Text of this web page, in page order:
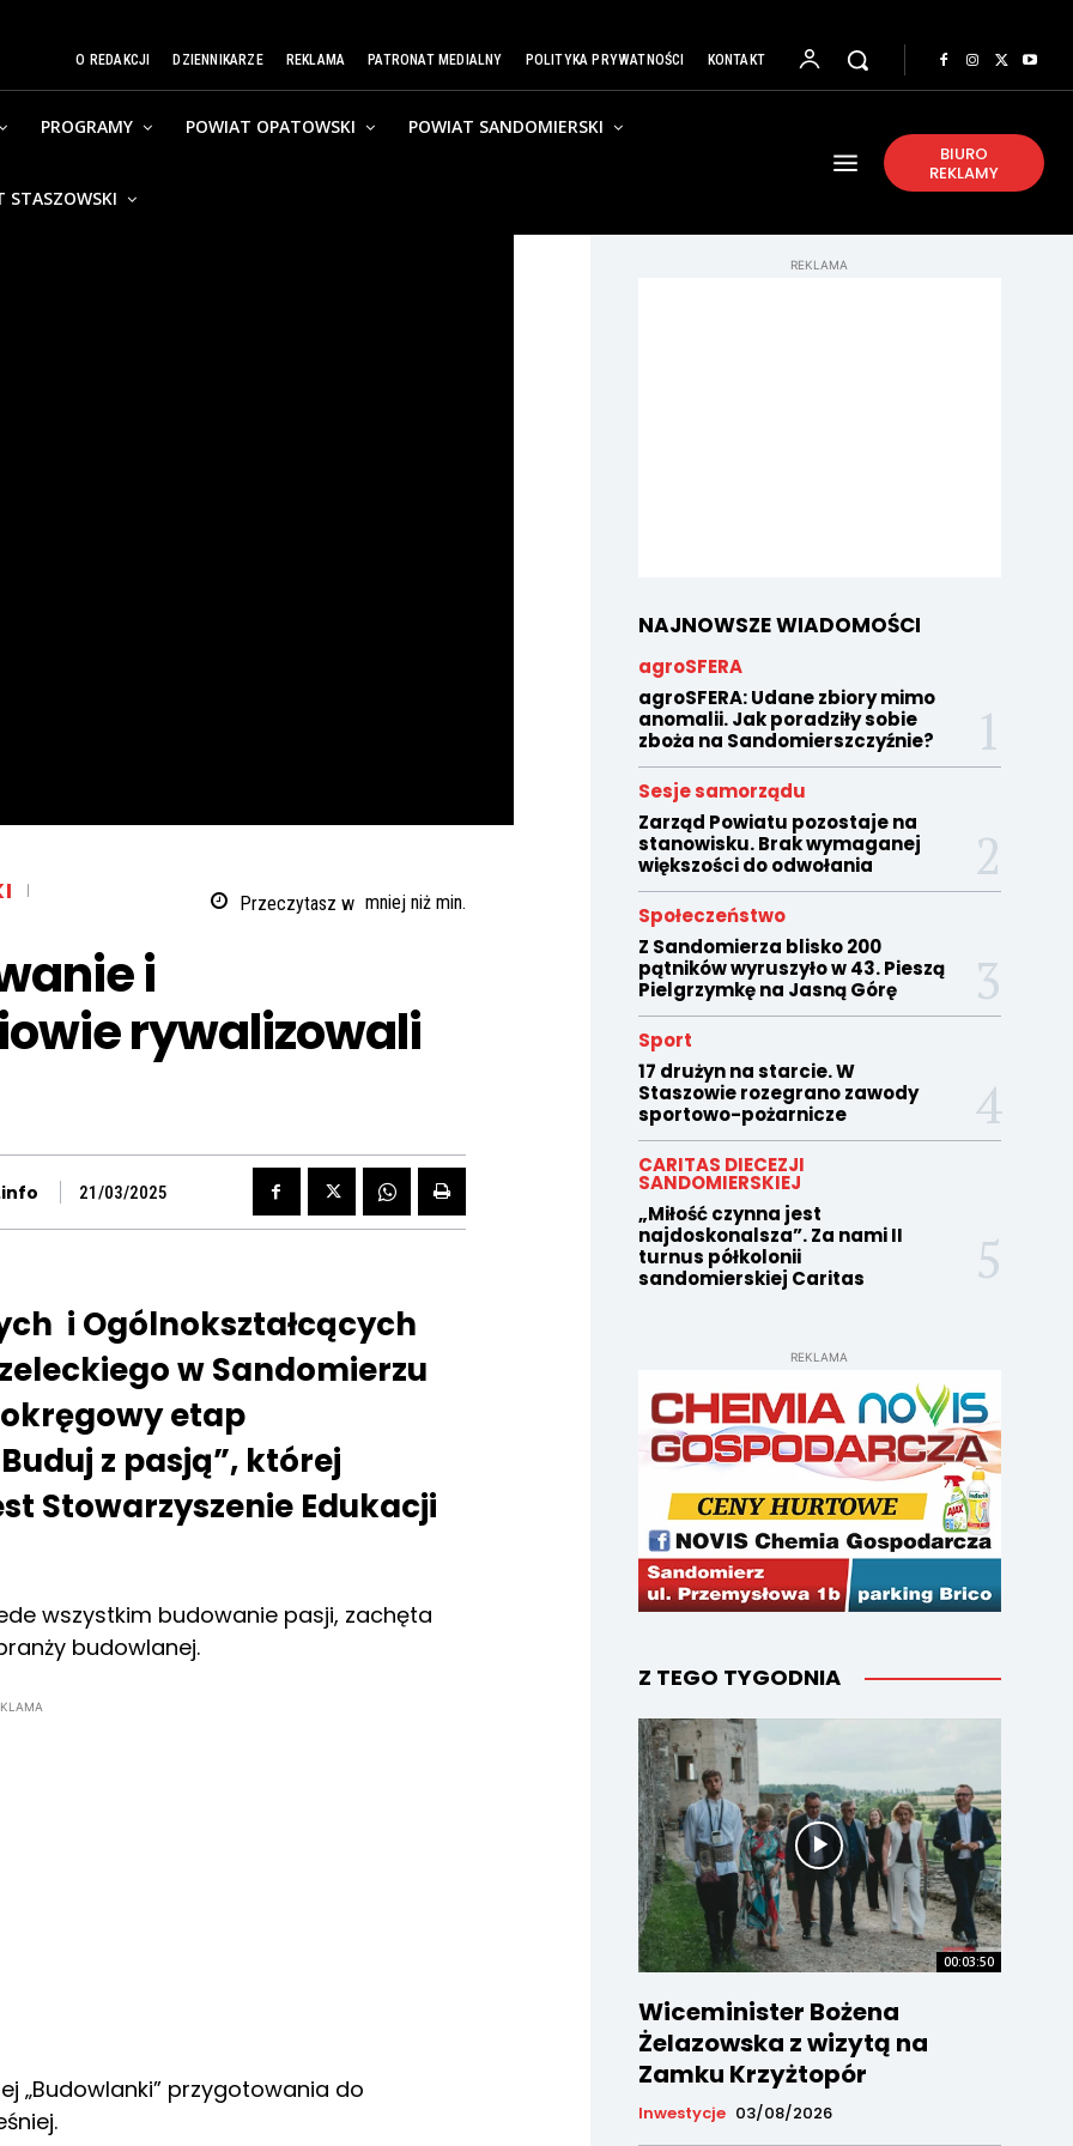
O REDAKCJI DZIENNIKARZE REKLAMA PATRONAT MEDIALNY POLITYKA PRYWATNOŚCI KONTAKT
PROGRAMY POWIAT OPATOWSKI POWIAT SANDOMIERSKI
STASZOWSKI
BIURO
REKLAMY
Przeczytasz w mniej niżmin.
i
rywalizowali
21/03/2025
i Ogólnokształcących
w Sandomierzu
etap
z pasją”, której
Stowarzyszenie Edukacji
wszystkim budowanie pasji, zachęta
budowlanej.
„Budowlanki” przygotowania do
REKLAMA
NAJNOWSZE WIADOMOŚCI
agroSFERA
agroSFERA: Udane zbiory mimo
anomalii. Jak poradziły sobie
zboża na Sandomierszczyźnie?
Sesje samorządu
Zarząd Powiatu pozostaje na
stanowisku. Brak wymaganej
większości do odwołania
Społeczeństwo
Z Sandomierza blisko 200
pątników wyruszyło w 43. Pieszą
Pielgrzymkę na Jasną Górę
Sport
17 drużyn na starcie. W
Staszowie rozegrano zawody
sportowo-pożarnicze
CARITAS DIECEZJI
SANDOMIERSKIEJ
„Miłość czynna jest
najdoskonalsza”. Za nami II
turnus półkolonii
sandomierskiej Caritas
REKLAMA
Z TEGO TYGODNIA
00:03:50
Wiceminister Bożena
Żelazowska z wizytą na
Zamku Krzyżtopór
Inwestycje 03/08/2026